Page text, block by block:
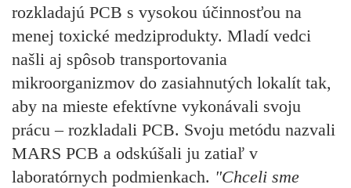
rozkladajú PCB s vysokou účinnosťou na
menej toxické medziprodukty. Mladí vedci
našli aj spôsob transportovania
mikroorganizmov do zasiahnutých lokalít tak,
aby na mieste efektívne vykonávali svoju
prácu – rozkladali PCB. Svoju metódu nazvali
MARS PCB a odskúšali ju zatiaľ v
laboratórnych podmienkach. "Chceli sme